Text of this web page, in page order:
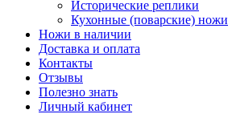
Исторические реплики
Кухонные (поварские) ножи
Ножи в наличии
Доставка и оплата
Контакты
Отзывы
Полезно знать
Личный кабинет